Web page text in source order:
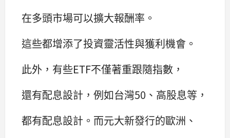
在多頭市場可以擴大報酬率。
這些都增添了投資靈活性與獲利機會。
此外，有些ETF不僅著重跟隨指數，
還有配息設計，例如台灣50、高股息等，
都有配息設計。而元大新發行的歐洲、